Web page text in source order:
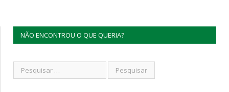
NÃO ENCONTROU O QUE QUERIA?